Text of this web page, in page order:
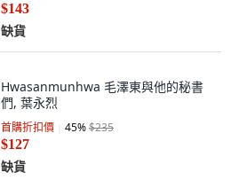
$143
缺貨
Hwasanmunhwa 毛澤東與他的秘書
們, 葉永烈
首購折扣價 45%$235
$127
缺貨